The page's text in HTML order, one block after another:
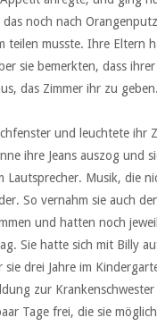
noch nach
teilen musste. Ihre Eltern
sie bemerkten, dass
das Zimmer ihr zu
und leuchtete ihr
ihre Jeans auszog und
Lautsprecher. Musik, die
So vernahm sie auch
und hatten noch
Sie hatte sich mit Billy
drei Jahre im
zur
Tage frei, die sie